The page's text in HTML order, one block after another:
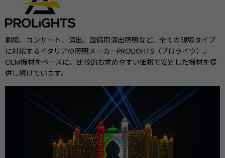
劇場、コンサート、演出、設備用演出照明など、全ての現場タイプ
に対応するイタリアの照明メーカーPROLIGHTS（プロライツ）。
OEM機材をベースに、比較的お求めやすい価格で安定した機材を提
供し続けています。